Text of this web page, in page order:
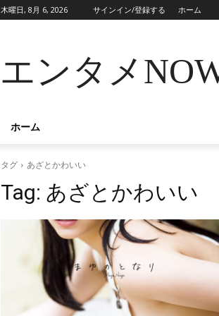
木曜日, 8月 6, 2026 サインイン/登録する ホーム
エンタメ
ホーム
タグ あざとかわいい
Tag: あざとかわいい